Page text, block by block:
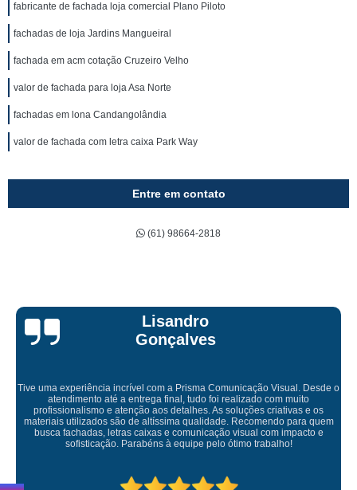
fabricante de fachada loja comercial Plano Piloto
fachadas de loja Jardins Mangueiral
fachada em acm cotação Cruzeiro Velho
valor de fachada para loja Asa Norte
fachadas em lona Candangolândia
valor de fachada com letra caixa Park Way
Entre em contato
(61) 98664-2818
Bruna Eduarda
Empresa maravilhosa, entregue antes do prazo e a instalação da lona
ficou perfeita, indico de olhos fechados